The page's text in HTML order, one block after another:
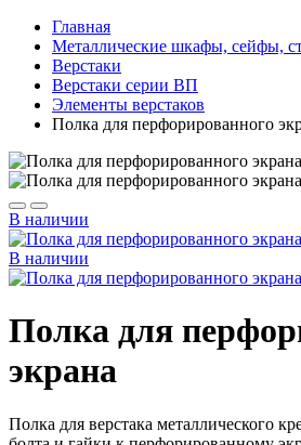
Главная
Металлические шкафы, сейфы,
Верстаки
Верстаки серии ВП
Элементы верстаков
Полка для перфорированного
В наличии
В наличии
Полка для
экрана
Полка для верстака металлического